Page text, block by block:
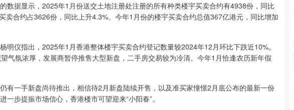
据显示，2025年1月份送交土地注册处注册的所有种类楼宇买卖合约有4938份，同比
卖合约占3626份，同比上升4.3%。今年1月份的楼宇买卖合约总值367亿港元，同比增加
仪指出，2025年1月香港整体楼宇买卖合约登记数量较2024年12月环比下跌近10%。
气氛浓厚，发展商暂停推售大型新盘，二手房交易较为冷清。今年1月恰逢农历新年假
一手新盘尚待推出，相信待2月新盘陆续开售，以及准买家憧憬2月底公布的最新一份
步提振市场信心，香港楼市可望迎来“小阳春”。